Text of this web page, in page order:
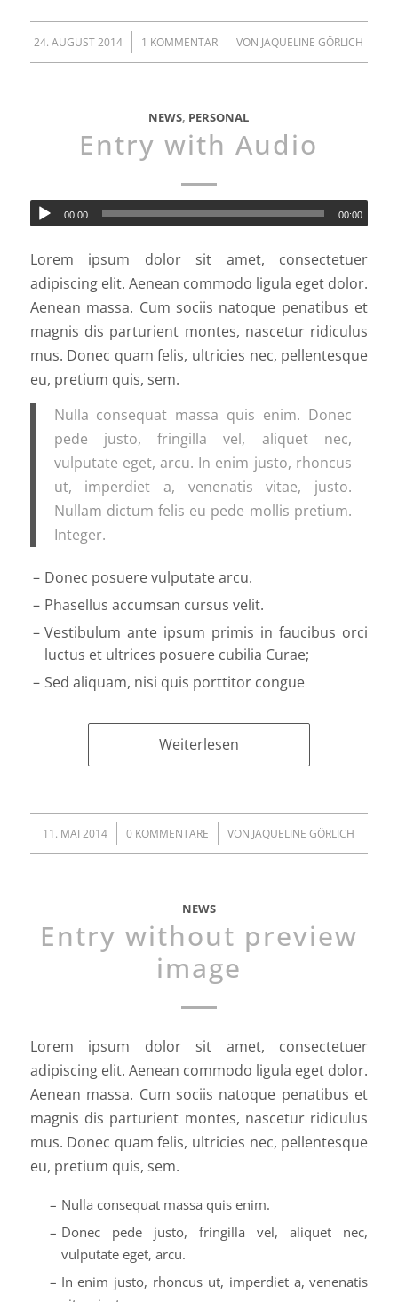
24. AUGUST 2014
/ 1 KOMMENTAR
/ VON JAQUELINE GÖRLICH
NEWS, PERSONAL
Entry with Audio
00:00 00:00
Lorem ipsum dolor sit amet, consectetuer
adipiscing elit. Aenean commodo ligula eget dolor.
Aenean massa. Cum sociis natoque penatibus et
magnis dis parturient montes, nascetur ridiculus
mus. Donec quam felis, ultricies nec, pellentesque
eu, pretium quis, sem.
Nulla consequat massa quis enim. Donec
pede justo, fringilla vel, aliquet nec,
vulputate eget, arcu. In enim justo, rhoncus
ut, imperdiet a, venenatis vitae, justo.
Nullam dictum felis eu pede mollis pretium.
Integer.
Donec posuere vulputate arcu.
Phasellus accumsan cursus velit.
Vestibulum ante ipsum primis in faucibus orci
luctus et ultrices posuere cubilia Curae;
Sed aliquam, nisi quis porttitor congue
Weiterlesen
11. MAI 2014
/ 0 KOMMENTARE
/ VON JAQUELINE GÖRLICH
NEWS
Entry without preview
image
Lorem ipsum dolor sit amet, consectetuer
adipiscing elit. Aenean commodo ligula eget dolor.
Aenean massa. Cum sociis natoque penatibus et
magnis dis parturient montes, nascetur ridiculus
mus. Donec quam felis, ultricies nec, pellentesque
eu, pretium quis, sem.
Nulla consequat massa quis enim.
Donec pede justo, fringilla vel, aliquet nec,
vulputate eget, arcu.
In enim justo, rhoncus ut, imperdiet a, venenatis